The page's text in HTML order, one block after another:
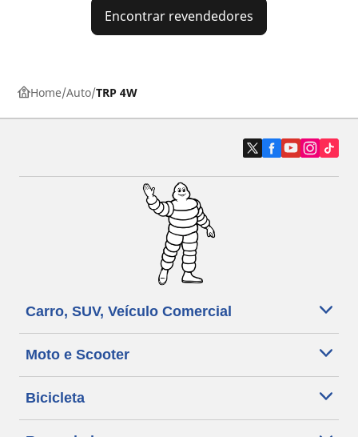
Encontrar revendedores
Home Auto TRP 4W
Carro, SUV, Veículo Comercial
Moto e Scooter
Bicicleta